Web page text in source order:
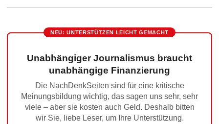
NEU: UNTERSTÜTZEN LEICHT GEMACHT
Unabhängiger Journalismus braucht
unabhängige Finanzierung
Die NachDenkSeiten sind für eine kritische
Meinungsbildung wichtig, das sagen uns sehr, sehr
viele – aber sie kosten auch Geld. Deshalb bitten
wir Sie, liebe Leser, um Ihre Unterstützung.